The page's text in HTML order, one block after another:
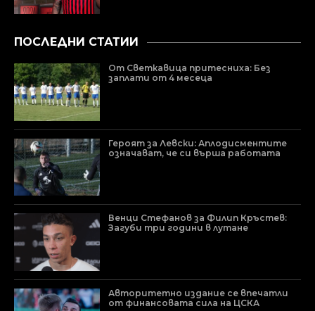
ПОСЛЕДНИ СТАТИИ
От Светкавица притесниха: Без
заплати от 4 месеца
Героят за Левски: Аплодисментите
означават, че си върша работата
Венци Стефанов за Филип Кръстев:
Загуби три години в лутане
Авторитетно издание се впечатли
от финансовата сила на ЦСКА